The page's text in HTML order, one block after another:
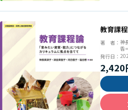
教育課
著 者： 神
香
発行日：
2,420